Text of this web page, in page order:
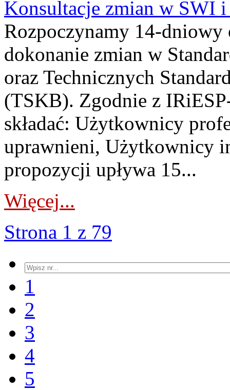
Konsultacje zmian w SWI
Rozpoczynamy 14-
dokonanie zmian w
oraz Technicznych
(TSKB). Zgodnie z
składać: Użytkownicy
uprawnieni, Użytkownicy
propozycji upływa 15...
Więcej...
Strona 1 z 79
1
2
3
4
5